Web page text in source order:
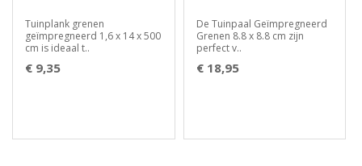
Tuinplank grenen
geïmpregneerd 1,6 x 14 x 500
cm is ideaal t..
€ 9,35
De Tuinpaal Geïmpregneerd
Grenen 8.8 x 8.8 cm zijn
perfect v..
€ 18,95